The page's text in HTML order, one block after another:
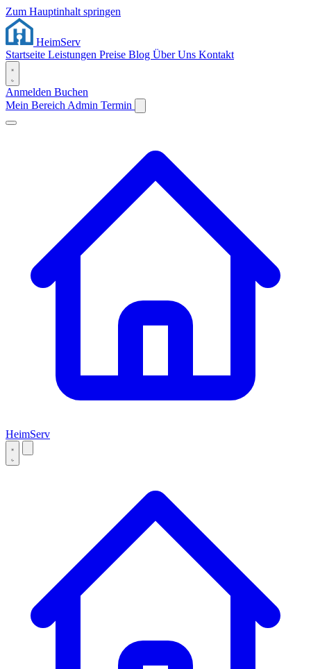
Zum Hauptinhalt springen
HeimServ
Startseite Leistungen Preise Blog Über Uns Kontakt
Anmelden Buchen
Mein Bereich Admin Termin
HeimServ